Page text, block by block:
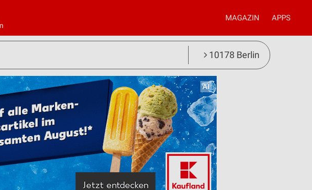
MAGAZIN APPS
10178 Berlin